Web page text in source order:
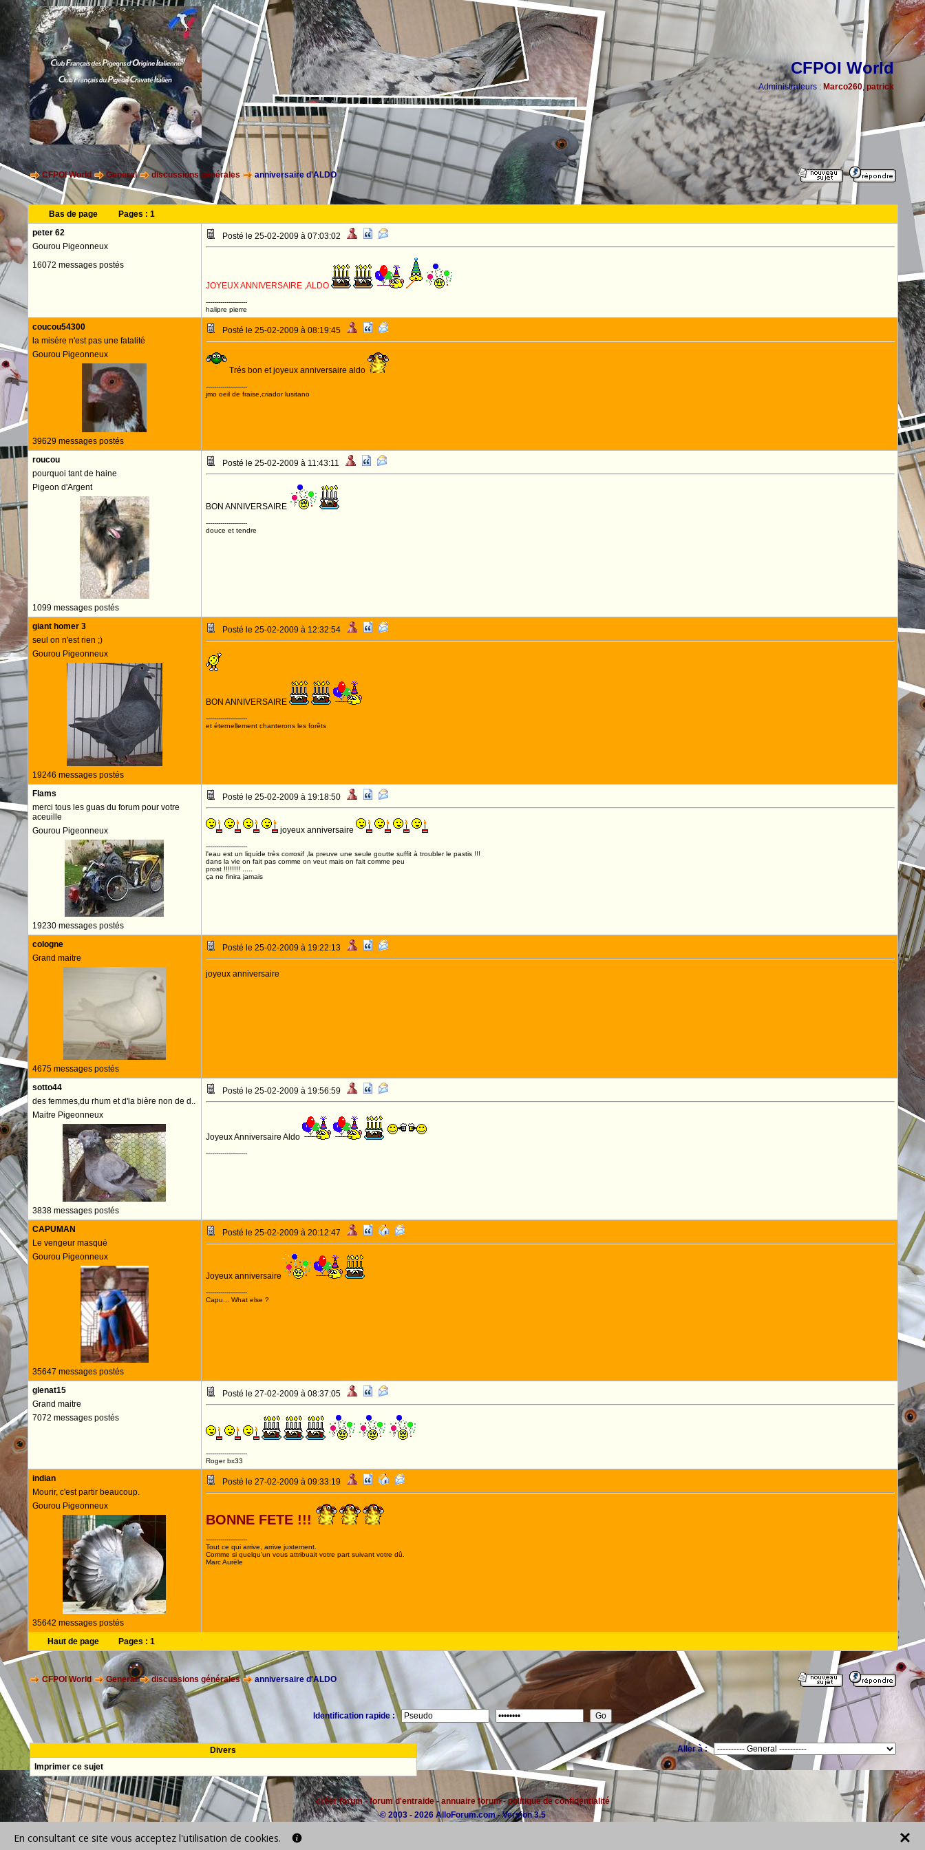
CFPOI World
Administrateurs : Marco260, patrick
CFPOI World General discussions générales anniversaire d'ALDO
Bas de page Pages : 1
peter 62
Gourou Pigeonneux
16072 messages postés
Posté le 25-02-2009 à 07:03:02
JOYEUX ANNIVERSAIRE ,ALDO
--------------------
halipre pierre
coucou54300
la misére n'est pas une fatalité
Gourou Pigeonneux
39629 messages postés
Posté le 25-02-2009 à 08:19:45
Trés bon et joyeux anniversaire aldo
--------------------
jmo oeil de fraise,criador lusitano
roucou
pourquoi tant de haine
Pigeon d'Argent
1099 messages postés
Posté le 25-02-2009 à 11:43:11
BON ANNIVERSAIRE
--------------------
douce et tendre
giant homer 3
seul on n'est rien ;)
Gourou Pigeonneux
19246 messages postés
Posté le 25-02-2009 à 12:32:54
BON ANNIVERSAIRE
--------------------
et éternellement chanterons les forêts
Flams
merci tous les guas du forum pour votre
aceuille
Gourou Pigeonneux
19230 messages postés
Posté le 25-02-2009 à 19:18:50
joyeux anniversaire
--------------------
l'eau est un liquide très corrosif ,la preuve une seule goutte suffit à troubler le pastis !!!
dans la vie on fait pas comme on veut mais on fait comme peu
prost !!!!!!!! .....
ça ne finira jamais
cologne
Grand maitre
4675 messages postés
Posté le 25-02-2009 à 19:22:13
joyeux anniversaire
sotto44
des femmes,du rhum et d'la bière non de d..
Maitre Pigeonneux
3838 messages postés
Posté le 25-02-2009 à 19:56:59
Joyeux Anniversaire Aldo
--------------------
CAPUMAN
Le vengeur masqué
Gourou Pigeonneux
35647 messages postés
Posté le 25-02-2009 à 20:12:47
Joyeux anniversaire
--------------------
Capu... What else ?
glenat15
Grand maitre
7072 messages postés
Posté le 27-02-2009 à 08:37:05
--------------------
Roger bx33
indian
Mourir, c'est partir beaucoup.
Gourou Pigeonneux
35642 messages postés
Posté le 27-02-2009 à 09:33:19
BONNE FETE !!!
--------------------
Tout ce qui arrive, arrive justement.
Comme si quelqu'un vous attribuait votre part suivant votre dû.
Marc Aurèle
Haut de page Pages : 1
CFPOI World General discussions générales anniversaire d'ALDO
Identification rapide :
Divers
Imprimer ce sujet
Aller à :
créer forum-forum d'entraide-annuaire forum-politique de confidentialité
© 2003 - 2026 AlloForum.com - Version 3.5
En consultant ce site vous acceptez l'utilisation de cookies.